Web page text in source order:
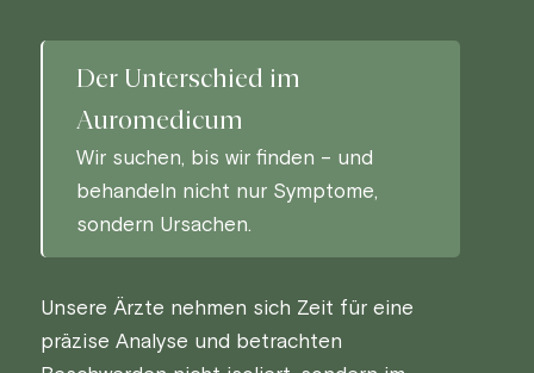
Der Unterschied im
Auromedicum
Wir suchen, bis wir finden – und
behandeln nicht nur Symptome,
sondern Ursachen.
Unsere Ärzte nehmen sich Zeit für eine
präzise Analyse und betrachten